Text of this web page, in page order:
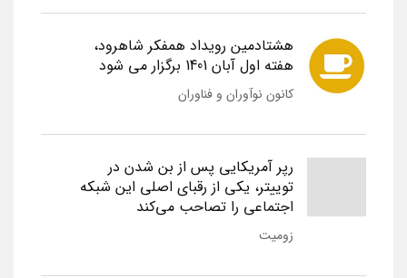
هشتادمین رویداد همفکر شاهرود،
هفته اول آبان 1401 برگزار می شود
کانون نوآوران و فناوران
رپر آمریکایی پس از بن شدن در
توییتر، یکی از رقبای اصلی این شبکه
اجتماعی را تصاحب می‌کند
زومیت